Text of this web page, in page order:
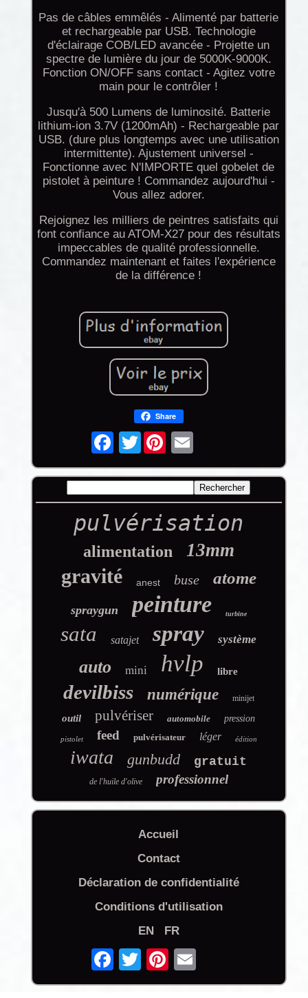
Pas de câbles emmêlés - Alimenté par batterie
et rechargeable par USB. Technologie
d'éclairage COB/LED avancée - Projette un
spectre de lumière du jour de 5000K-9000K.
Fonction ON/OFF sans contact - Agitez votre
main pour le contrôler !
Jusqu'à 500 Lumens de luminosité. Batterie
lithium-ion 3.7V (1200mAh) - Rechargeable par
USB. (dure plus longtemps avec une utilisation
intermittente). Ajustement universel -
Fonctionne avec N'IMPORTE quel gobelet de
pistolet à peinture ! Commandez aujourd'hui -
Vous allez adorer.
Rejoignez les milliers de peintres satisfaits qui
font confiance au ATOM-X27 pour des résultats
impeccables de qualité professionnelle.
Commandez maintenant et faites l'expérience
de la différence !
Share
Twitter
pulvérisation
alimentation 13mm
gravité anest buse atome
spraygun peinture turbine
sata satajet spray système
auto mini hvlp libre
devilbiss numérique minijet
outil pulvériser automobile pression
pistolet feed pulvérisateur léger édition
iwata gunbudd gratuit
de l'huile d'olive professionnel
Accueil
Contact
Déclaration de confidentialité
Conditions d'utilisation
EN
FR